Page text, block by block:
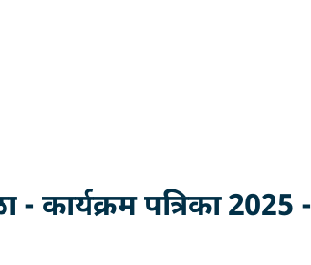
कार्यक्रम पत्रिका 2025 -